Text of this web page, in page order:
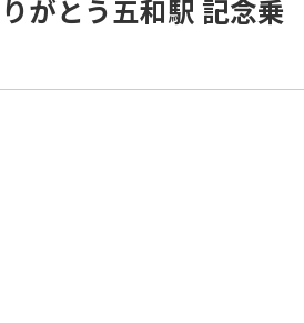
がとう五和駅 記念乗